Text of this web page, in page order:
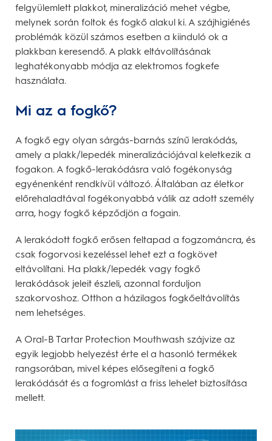
felgyülemlett plakkot, mineralizáció mehet végbe,
melynek során foltok és fogkő alakul ki. A szájhigiénés
problémák közül számos esetben a kiinduló ok a
plakkban keresendő. A plakk eltávolításának
leghatékonyabb módja az elektromos fogkefe
használata.
Mi az a fogkő?
A fogkő egy olyan sárgás-barnás színű lerakódás,
amely a plakk/lepedék mineralizációjával keletkezik a
fogakon. A fogkő-lerakódásra való fogékonyság
egyénenként rendkívül változó. Általában az életkor
előrehaladtával fogékonyabbá válik az adott személy
arra, hogy fogkő képződjön a fogain.
A lerakódott fogkő erősen feltapad a fogzománcra, és
csak fogorvosi kezeléssel lehet ezt a fogkövet
eltávolítani. Ha plakk/lepedék vagy fogkő
lerakódások jeleit észleli, azonnal forduljon
szakorvoshoz. Otthon a házilagos fogkőeltávolítás
nem lehetséges.
A Oral-B Tartar Protection Mouthwash szájvize az
egyik legjobb helyezést érte el a hasonló termékek
rangsorában, mivel képes elősegíteni a fogkő
lerakódását és a fogromlást a friss lehelet biztosítása
mellett.